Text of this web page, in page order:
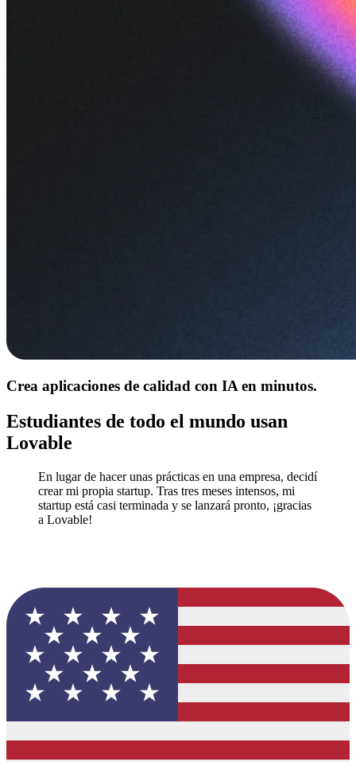
Crea aplicaciones de calidad con IA en minutos.
Estudiantes de todo el mundo usan
Lovable
En lugar de hacer unas prácticas en una empresa, decidí
crear mi propia startup. Tras tres meses intensos, mi
startup está casi terminada y se lanzará pronto, ¡gracias
a Lovable!